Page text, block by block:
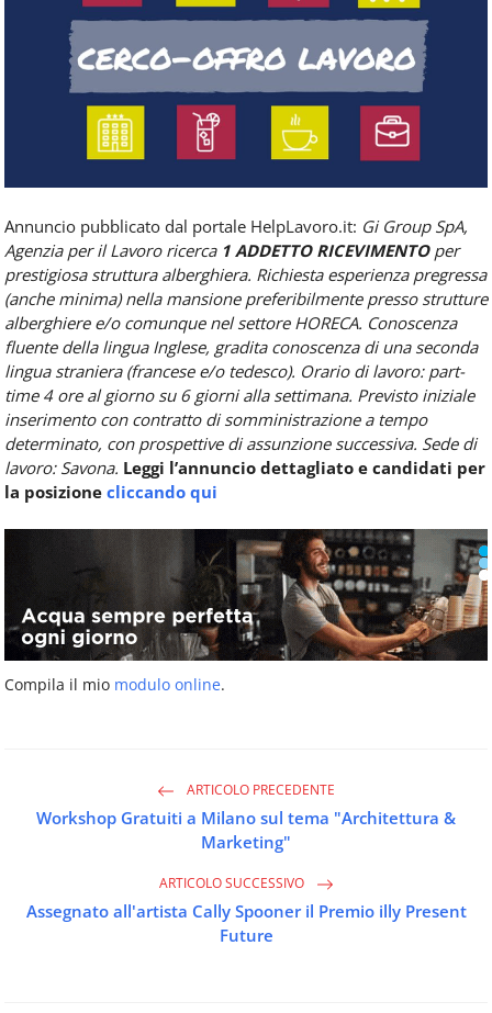
Service
comparto
Horeca.
Annuncio pubblicato dal portale HelpLavoro.it: Gi Group SpA,
Agenzia per il Lavoro ricerca 1 ADDETTO RICEVIMENTOper
prestigiosa struttura alberghiera. Richiesta esperienza pregressa
(anche minima) nella mansione preferibilmente presso strutture
alberghiere e/o comunque nel settore HORECA. Conoscenza
fluente della lingua Inglese, gradita conoscenza di una seconda
lingua straniera (francese e/o tedesco). Orario di lavoro: part-
time 4 ore al giorno su 6 giorni alla settimana. Previsto iniziale
inserimento con contratto di somministrazione a tempo
determinato, con prospettive di assunzione successiva. Sede di
lavoro: Savona. Leggi l’annuncio dettagliato e candidati per
la posizione cliccando qui
Compila il mio modulo online.
ARTICOLO PRECEDENTE
Workshop Gratuiti a Milano sul tema "Architettura &
Marketing"
ARTICOLO SUCCESSIVO
Assegnato all'artista Cally Spooner il Premio illy Present
Future